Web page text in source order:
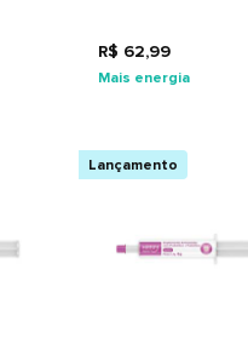
R$ 62,99
Mais energia
Lançamento